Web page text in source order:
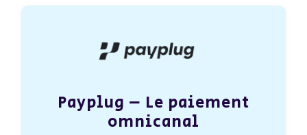
Payplug – Le paiement
omnicanal